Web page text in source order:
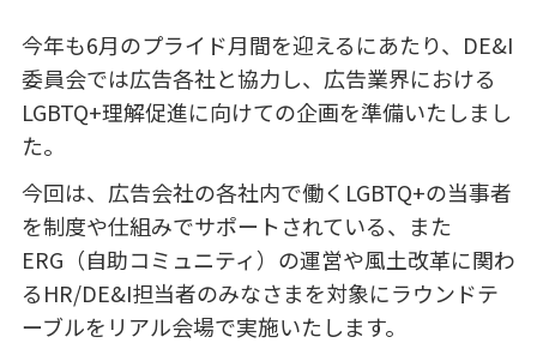
今年も6月のプライド月間を迎えるにあたり、 DE&I
委員会では広告各社と協力し、広告業界における
LGBTQ+理解促進に向けての企画を準備いたしまし
た。
今回は、広告会社の各社内で働く LGBTQ+の当事者
を制度や仕組みでサポートされている、また
ERG （自助コミュニティ）の運営や風土改革に関わ
るHR/DE&I担当者のみなさまを対象にラウンドテ
ーブルをリアル会場で実施いたします。